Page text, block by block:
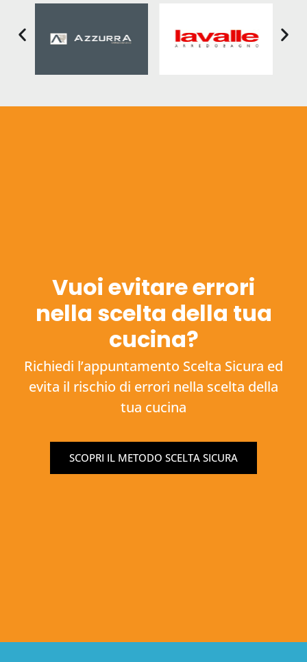
Vuoi evitare errori
nella scelta della tua
cucina?
Richiedi l’appuntamento Scelta Sicura ed
evita il rischio di errori nella scelta della
tua cucina
SCOPRI IL METODO SCELTA SICURA